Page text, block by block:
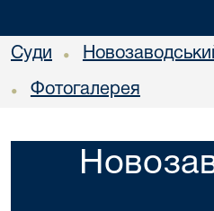
Суди •
• Фотогалерея